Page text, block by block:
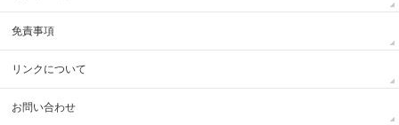
免責事項
リンクについて
お問い合わせ